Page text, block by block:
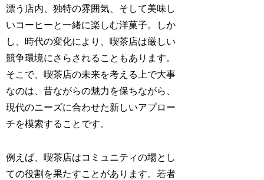
漂う店内、独特の雰囲気、そして美味し
いコーヒーと一緒に楽しむ洋菓子。しか
し、時代の変化により、喫茶店は厳しい
競争環境にさらされることもあります。
そこで、喫茶店の未来を考える上で大事
なのは、昔ながらの魅力を保ちながら、
現代のニーズに合わせた新しいアプロー
チを模索することです。
例えば、喫茶店はコミュニティの場とし
ての役割を果たすことがあります。若者